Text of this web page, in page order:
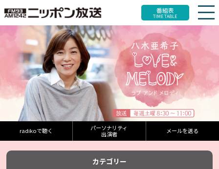
番組表
TIME TABLE
radikoで聴く
パーソナリティ
出演者
メールを送る
カテゴリー